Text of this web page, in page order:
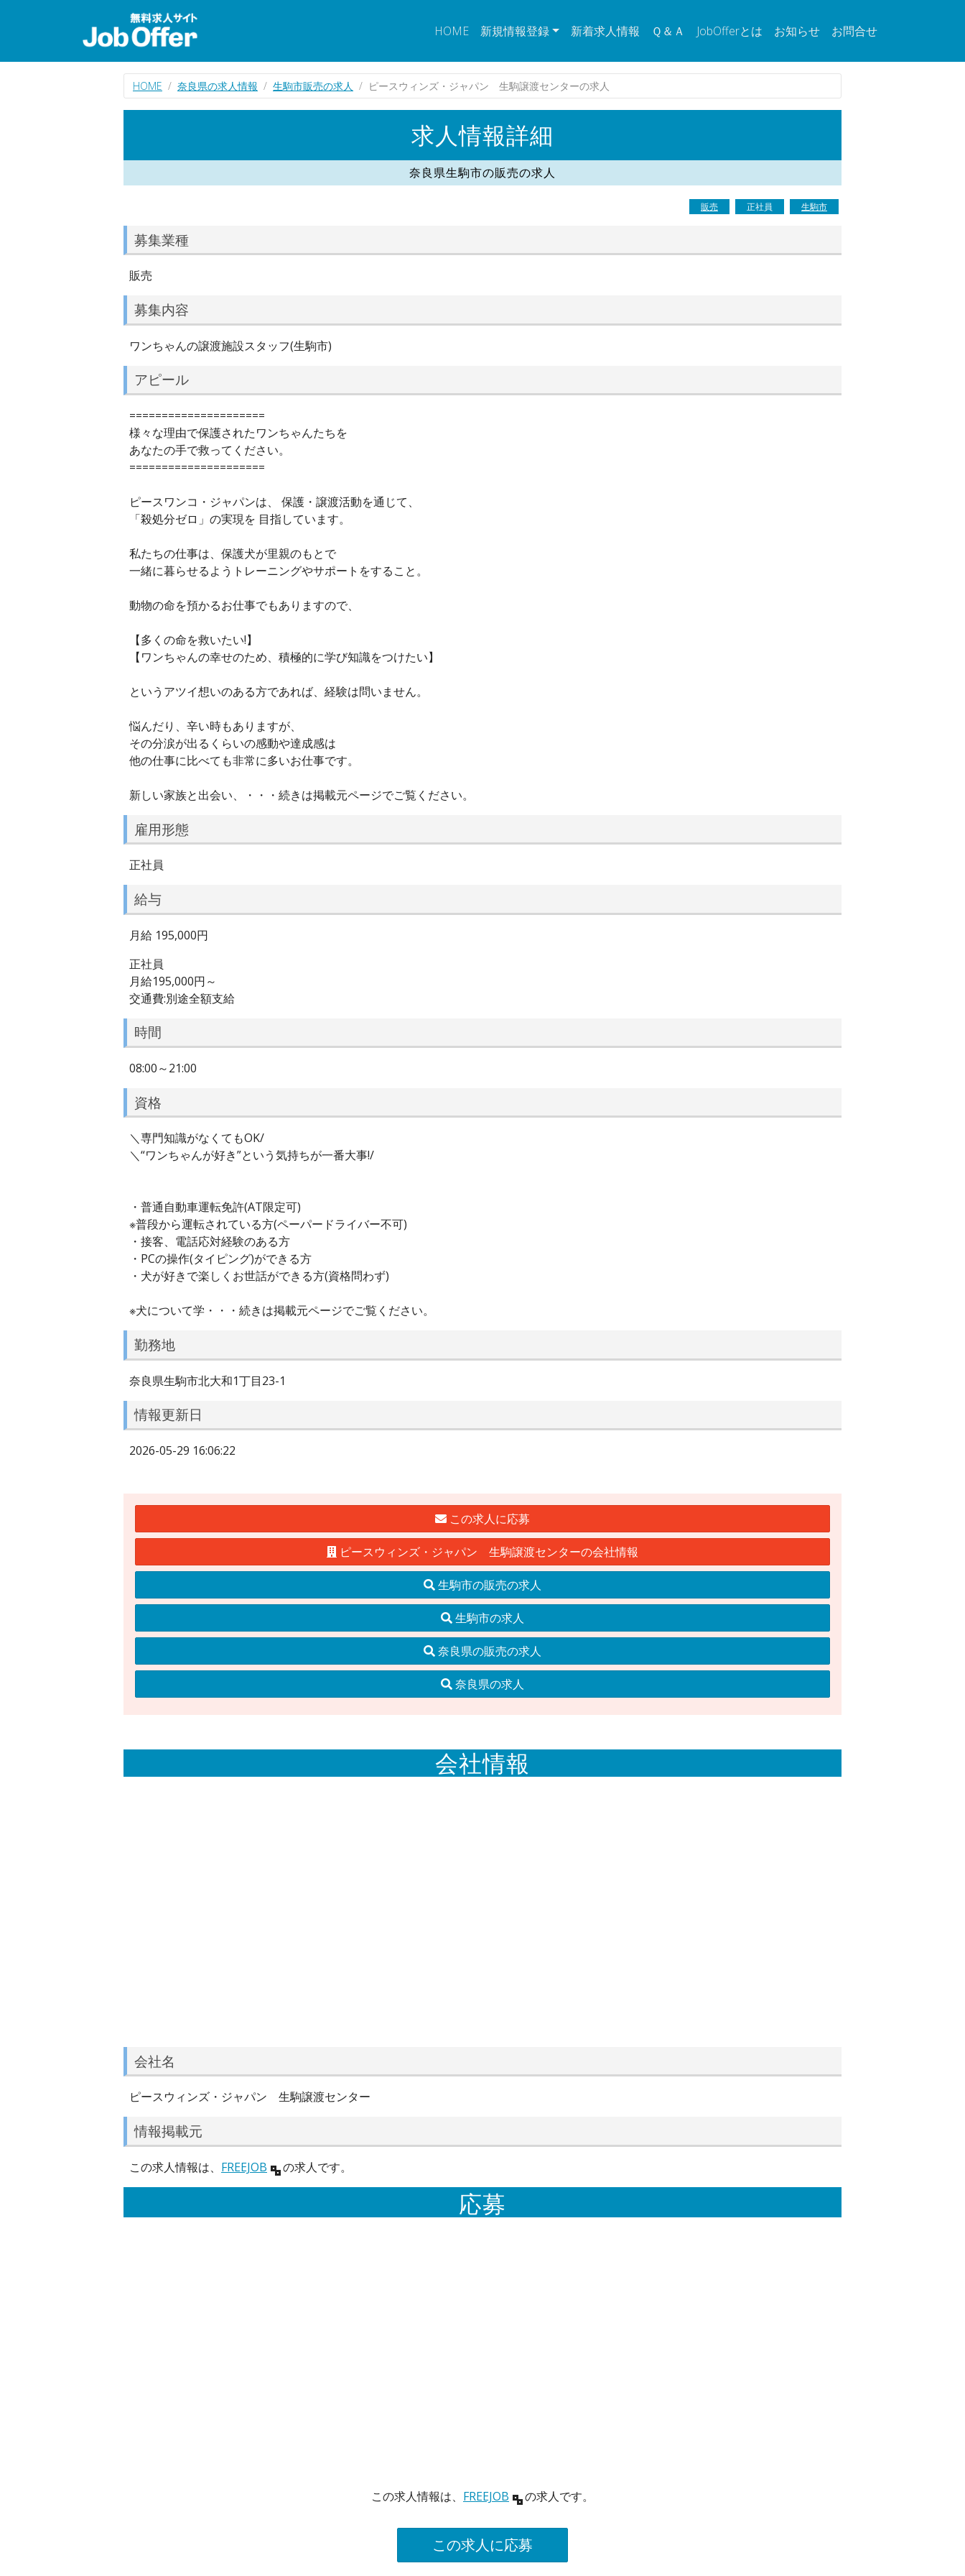
HOME 新規情報登録 新着求人情報 Ｑ＆Ａ JobOfferとは お知らせ お問合せ
HOME 奈良県の求人情報 生駒市販売の求人 ピースウィンズ・ジャパン 生駒譲渡センターの求人
求人情報詳細
奈良県生駒市の販売の求人
販売 正社員 生駒市
募集業種
販売
募集内容
ワンちゃんの譲渡施設スタッフ(生駒市)
アピール
=====================
様々な理由で保護されたワンちゃんたちを
あなたの手で救ってください。
=====================
ピースワンコ・ジャパンは、 保護・譲渡活動を通じて、
「殺処分ゼロ」の実現を 目指しています。
私たちの仕事は、保護犬が里親のもとで
一緒に暮らせるようトレーニングやサポートをすること。
動物の命を預かるお仕事でもありますので、
【多くの命を救いたい!】
【ワンちゃんの幸せのため、積極的に学び知識をつけたい】
というアツイ想いのある方であれば、経験は問いません。
悩んだり、辛い時もありますが、
その分涙が出るくらいの感動や達成感は
他の仕事に比べても非常に多いお仕事です。
新しい家族と出会い、・・・続きは掲載元ページでご覧ください。
雇用形態
正社員
給与
月給 195,000円
正社員
月給195,000円～
交通費:別途全額支給
時間
08:00～21:00
資格
＼専門知識がなくてもOK/
＼“ワンちゃんが好き”という気持ちが一番大事!/
・普通自動車運転免許(AT限定可)
※普段から運転されている方(ペーパードライバー不可)
・接客、電話応対経験のある方
・PCの操作(タイピング)ができる方
・犬が好きで楽しくお世話ができる方(資格問わず)
※犬について学・・・続きは掲載元ページでご覧ください。
勤務地
奈良県生駒市北大和1丁目23-1
情報更新日
2026-05-29 16:06:22
この求人に応募
ピースウィンズ・ジャパン 生駒譲渡センターの会社情報
生駒市の販売の求人
生駒市の求人
奈良県の販売の求人
奈良県の求人
会社情報
会社名
ピースウィンズ・ジャパン 生駒譲渡センター
情報掲載元
この求人情報は、 FREEJOB の求人です。
応募
この求人情報は、 FREEJOB の求人です。
この求人に応募